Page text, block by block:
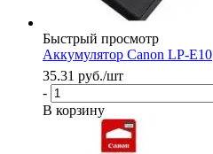
Быстрый просмотр
Аккумулятор Canon LP-E10
35.31 руб./шт
-
В корзину